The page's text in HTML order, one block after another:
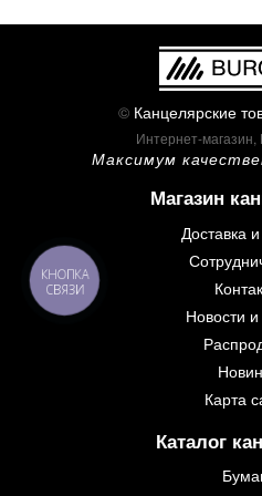
© Канцелярские
Интернет-
Максимум
Магазин
Доставка
Новости и
Карта
Каталог
КНОПКА
СВЯЗИ